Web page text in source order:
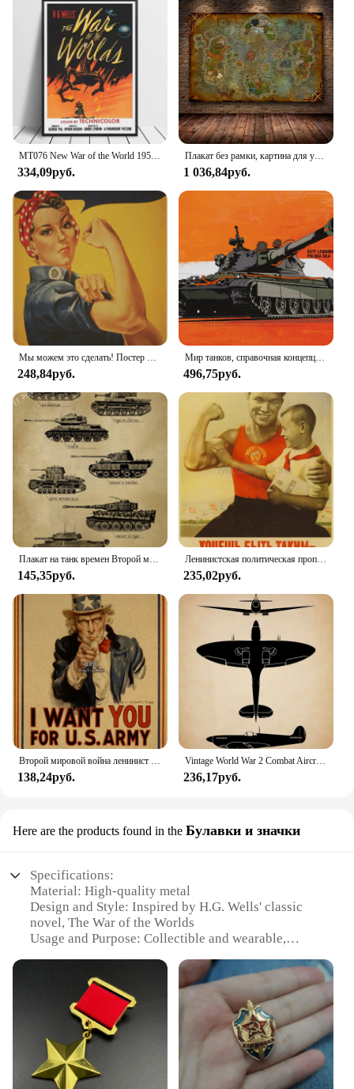
MT076 New War of the World 1953 винтажная Классическая фотография ИСКУССТВА СТЕНЫ картина плакаты печать комната Домашний декор
334,09руб.
Плакат без рамки, картина для украшения, картина World of Warcraft 8,0, карта на HD холсте, настенные картины для гостиной, картина маслом
1 036,84руб.
Мы можем это сделать! Постер в винтажном стиле второй мировой войны, классический винтажный постер из крафт-бумаги/вдохновляющий/Ностальгический декор для бара из крафт-бумаги
248,84руб.
Мир танков, справочная концепция игровых танков, настенное искусство, картина, Мир танков, игровая комната, настенное украшение, подарок для игры
496,75руб.
Плакат на танк времен Второй мировой войны, Энциклопедия танка из крафт-бумаги, принты, плакаты, винтажные художественные настенные декорации для дома, руки, ретро-живопись
145,35руб.
Ленинистская политическая пропаганда Второй мировой войны, Советский Союз, СССР, Ретро плакат, крафт-бумага для стен, декоративная винтажная покупка 3 и получите 4
235,02руб.
Второй мировой война ленинист политическая пропаганда Советский Союз СССР Ретро плакат, крафт-бумага бумажная стена декоративный ВИНТАЖНЫЙ ПЛАКАТ
138,24руб.
Vintage World War 2 Combat Aircraft Canvas Painting Poster Printing Spitfire Formation Wall Art Picture Home Decoration No Frame
236,17руб.
Here are the products found in the Булавки и значки
Specifications:
Material: High-quality metal
Design and Style: Inspired by H.G. Wells' classic
novel, The War of the Worlds
Usage and Purpose: Collectible and wearable,
Shape or Size: Variety of sizes, including pins and
Performance and Property: Durable and long-
lasting, with vibrant colors
Parts and Accessories: Includes sets of The War of
the Worlds-themed badges and pins
Features: